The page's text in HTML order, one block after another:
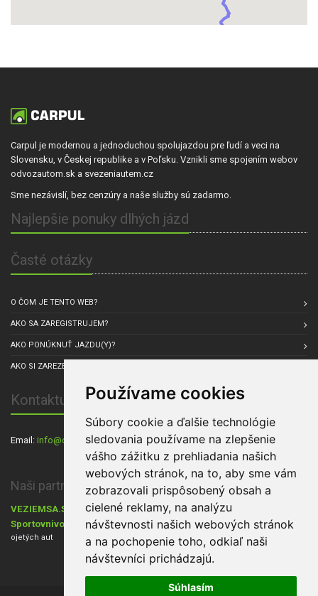
Používame cookies
Súbory cookie a ďalšie technológie
sledovania používame na zlepšenie
vášho zážitku z prehliadania našich
webových stránok, na to, aby sme vám
zobrazovali prispôsobený obsah a
cielené reklamy, na analýzu
návštevnosti našich webových stránok
a na pochopenie toho, odkiaľ naši
návštevníci prichádzajú.
Súhlasím
Carpul je modernou a jednoduchou spolujazdou pre ľudí a veci na
Slovensku, v Českej republike a v Poľsku. Vznikli sme spojením webov
odvozautom.sk a svezeniautem.cz
Sme nezávislí, bez cenzúry a naše služby sú zadarmo.
Najlepšie ponuky dlhých jázd
Časté otázky
O ČOM JE TENTO WEB?
AKO SA ZAREGISTRUJEM?
AKO PONÚKNUŤ JAZDU(Y)?
AKO SI ZAREZERVOVAŤ JAZDU?
Kontaktuj nás
Email: info@carpul.eu, Sídlo spoločnosti: Praha, Česká republika
Naši partneri:
VEZIEMSA.SK - Dovoz áut zo zahraničia, Cestovanie s Walkers.sk
Sportovnivozy.cz- inzerce sportovních aut,Ráj aut- inzerce nových i
ojetých aut